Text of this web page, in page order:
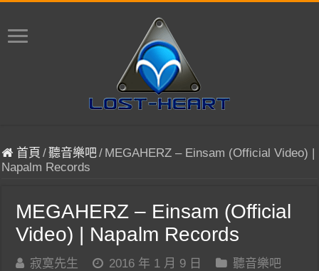
首頁 /聽音樂吧/ MEGAHERZ – Einsam (Official Video) |
Napalm Records
MEGAHERZ – Einsam (Official
Video) | Napalm Records
寂寞先生 2016 年 1 月 9 日
聽音樂吧